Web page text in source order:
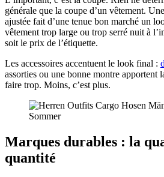
générale que la coupe d’un vêtement. Une
ajustée fait d’une tenue bon marché un
vêtement trop large ou trop serré nuit à
soit le prix de l’étiquette.
Les accessoires accentuent le look final :
assorties ou une bonne montre apportent
faire trop. Moins, c’est plus.
Marques durables : la
quantité